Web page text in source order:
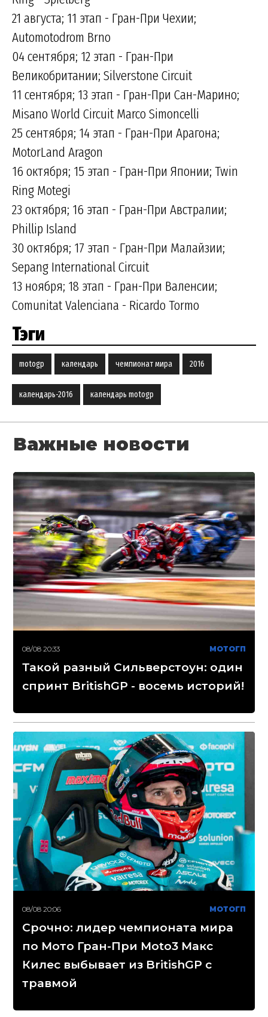
21 августа; 11 этап - Гран-При Чехии;
Automotodrom Brno
04 сентября; 12 этап - Гран-При
Великобритании; Silverstone Circuit
11 сентября; 13 этап - Гран-При Сан-Марино;
Misano World Circuit Marco Simoncelli
25 сентября; 14 этап - Гран-При Арагона;
MotorLand Aragon
16 октября; 15 этап - Гран-При Японии; Twin
Ring Motegi
23 октября; 16 этап - Гран-При Австралии;
Phillip Island
30 октября; 17 этап - Гран-При Малайзии;
Sepang International Circuit
13 ноября; 18 этап - Гран-При Валенсии;
Comunitat Valenciana - Ricardo Tormo
Тэги
motogp календарь чемпионат мира 2016
календарь-2016 календарь motogp
Важные новости
08/08 20:33 МОТОГП
Такой разный Сильверстоун: один
спринт BritishGP - восемь историй!
08/08 20:06 МОТОГП
Срочно: лидер чемпионата мира
по Мото Гран-При Moto3 Макс
Килес выбывает из BritishGP с
травмой